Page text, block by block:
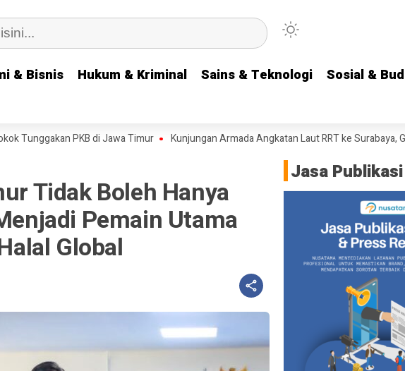
& Bisnis Hukum & Kriminal Sains & Teknologi
Sosial &
& Bisnis Hukum & Kriminal Sains & Teknologi
Sosial &
PKB di Jawa Timur Kunjungan Armada Angkatan Laut RRT ke Surabaya, Gubernur
Tidak Boleh Hanya
Pemain Utama
Global
Jasa